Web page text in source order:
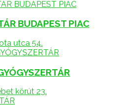
BUDAPEST PIAC
utca 54.
körút 23.